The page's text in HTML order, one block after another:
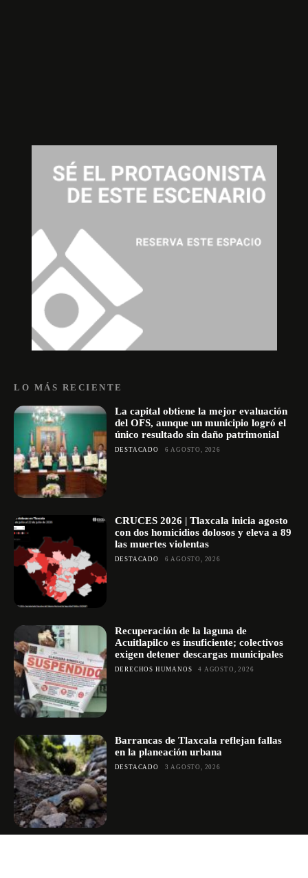
LO MÁS RECIENTE
La capital obtiene la mejor evaluación
del OFS, aunque un municipio logró el
único resultado sin daño patrimonial
DESTACADO 6 AGOSTO, 2026
CRUCES 2026 | Tlaxcala inicia agosto
con dos homicidios dolosos y eleva a 89
las muertes violentas
DESTACADO 6 AGOSTO, 2026
Recuperación de la laguna de
Acuitlapilco es insuficiente; colectivos
exigen detener descargas municipales
DERECHOS HUMANOS 4 AGOSTO, 2026
Barrancas de Tlaxcala reflejan fallas
en la planeación urbana
DESTACADO 3 AGOSTO, 2026